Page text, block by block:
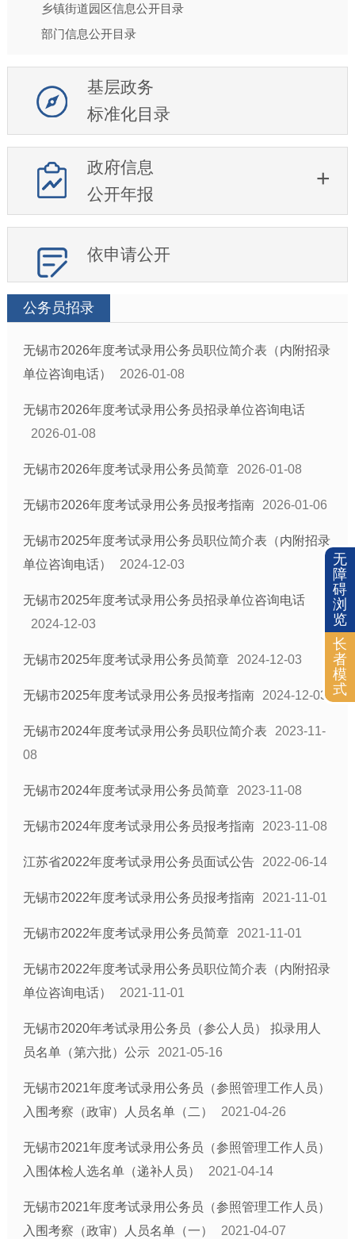
无
障
碍
浏
览
长
者
模
式
乡镇街道园区信息公开目录
部门信息公开目录
基层政务
标准化目录
政府信息
公开年报
依申请公开
公务员招录
无锡市2026年度考试录用公务员职位简介表（内附招录
单位咨询电话）
2026-01-08
无锡市2026年度考试录用公务员招录单位咨询电话
2026-01-08
无锡市2026年度考试录用公务员简章 2026-01-08
无锡市2026年度考试录用公务员报考指南 2026-01-06
无锡市2025年度考试录用公务员职位简介表（内附招录
单位咨询电话）
2024-12-03
无锡市2025年度考试录用公务员招录单位咨询电话
2024-12-03
无锡市2025年度考试录用公务员简章 2024-12-03
无锡市2025年度考试录用公务员报考指南 2024-12-03
无锡市2024年度考试录用公务员职位简介表
2023-11-
08
无锡市2024年度考试录用公务员简章 2023-11-08
无锡市2024年度考试录用公务员报考指南 2023-11-08
江苏省2022年度考试录用公务员面试公告 2022-06-14
无锡市2022年度考试录用公务员报考指南 2021-11-01
无锡市2022年度考试录用公务员简章 2021-11-01
无锡市2022年度考试录用公务员职位简介表（内附招录
单位咨询电话）
2021-11-01
无锡市2020年考试录用公务员（参公人员） 拟录用人
员名单（第六批）公示
2021-05-16
无锡市2021年度考试录用公务员（参照管理工作人员）
入围考察（政审）人员名单（二）
2021-04-26
无锡市2021年度考试录用公务员（参照管理工作人员）
入围体检人选名单（递补人员）
2021-04-14
无锡市2021年度考试录用公务员（参照管理工作人员）
入围考察（政审）人员名单（一）
2021-04-07